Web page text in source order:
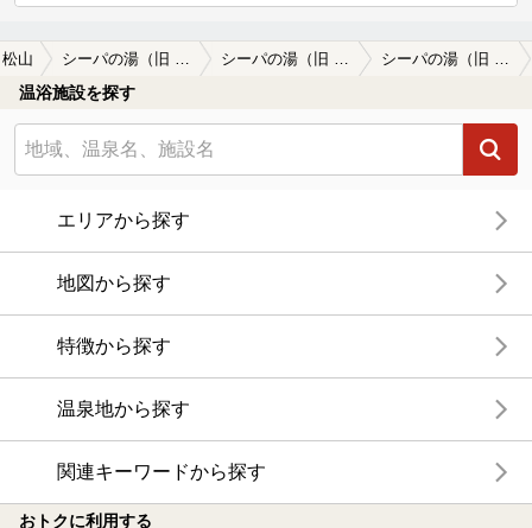
松山
温浴施設を探す
エリアから探す
地図から探す
特徴から探す
温泉地から探す
関連キーワードから探す
おトクに利用する